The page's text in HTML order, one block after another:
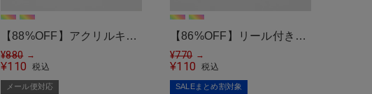
【88%OFF】アクリルキー
ホルダー/カラビナモチーフ
＜メール便対応＞
¥880 →
¥110 税込
メール便対応
【86%OFF】リール付きカ
ラビナキーホルダー
¥770 →
¥110 税込
SALEまとめ割対象